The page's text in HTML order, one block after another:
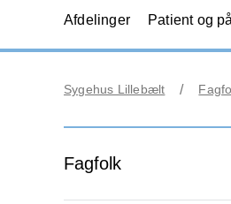
Afdelinger Patient og
Sygehus Lillebælt
Fagfolk